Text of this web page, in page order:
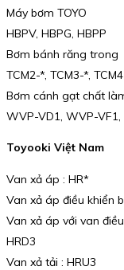
Máy bơm TOYO
HBPV, HBPG, HBPP
Bơm bánh răng trong
TCM2-*, TCM3-*,
Bơm cánh gạt chất
WVP-VD1, WVP-
Toyooki Việt Nam
Van xả áp : HR*
Van xả áp điều khiển
Van xả áp với van
HRD3
Van xả tải : HRU3